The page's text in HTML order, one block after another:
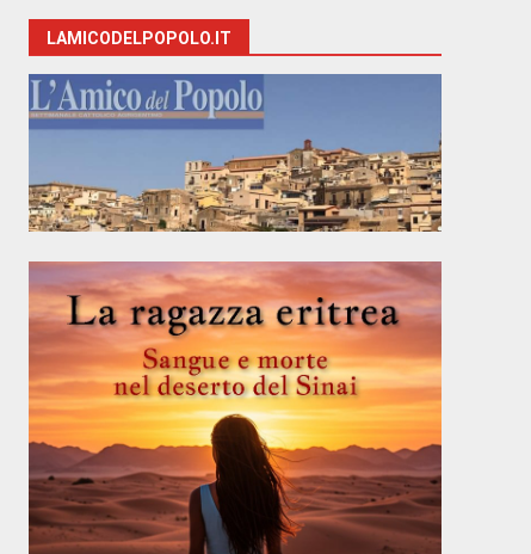
LAMICODELPOPOLO.IT